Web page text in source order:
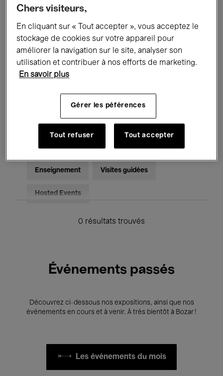
Expositions Films Performances
Rencontres & Débats Jazz
Musique électronique
Pour tous Kids’ Palace
Enseignement Visites guidées
Hosted Events
0 résultats trouvés
Événements passés
Découvrez ci-dessous nos expositions, ainsi que nos
événements en cours et à venir. À très bientôt à Bozar !
Les événements du mois
Chers visiteurs,
En cliquant sur « Tout accepter », vous acceptez le
stockage de cookies sur votre appareil pour
améliorer la navigation sur le site, analyser son
utilisation et contribuer à nos efforts de marketing.
En savoir plus
Gérer les péférences
Tout refuser Tout accepter